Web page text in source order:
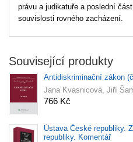
právu a judikatuře a poslední
souvislosti rovného zacházení.
Související produkty
Antidiskriminační zákon
Jana Kvasnicová, Jiří
766 Kč
Ústava České republiky.
republiky. Komentář